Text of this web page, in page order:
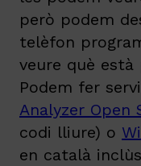
però podem
telèfon
veure què
Podem fer
Analyzer Open
codi lliure) o
en català